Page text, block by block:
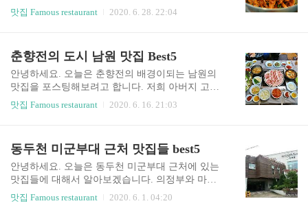
인근에 맛집에서 신선한 해산물과 전주평야 일대
에서 나는 풍족한 농산물을 즐겨보시는것도 한번
니다. 이 현정이네 횟집은 푸짐한 밑반찬으로 유명
한데요. 다양하고 신선한 해산물을 맛볼수 있어서
좋..
산물, 그리고 해돋이 장소로 굉장히 유명한데요. 해
런게 너무 맛있는겁니다 ㅋㅋㅋ 심지어 고기보다
더 맛있어서 미친듯이 먹었던 기억이 납니다. 야채
맛이 좋은 포항의 맛집들을 소개시켜드리겠습니
다. 1. 새포항물회집 첫번째 포항맛집은 새포항물
회집입니다. 이 물회라는게 뱃사람들이 주로먹던
었던게 물회가 되었다고 합니다. 지금도 포항에가
면 큰 어선부터 작은어선까지 고깃배들이 아주 많
더라고요. ..
맛집 Famous restaurant 2020. 6. 28. 22:04
춘향전의 도시 남원 맛집 Best5
안녕하세요. 오늘은 춘향전의 배경이되는 남원의
맛집을 포스팅해보려고 합니다. 저희 아버지 고향
이 남원이라서 어릴때 자주 놀러갔었는데요. 남원
곳입니다. 저는 남원쪽에 오시면 지리산도 둘러보
실겸 해서 인월장터에 가보시는 것을 추천합니다.
지방시장이라고는 하지만 넉넉한 인심을 느낄수
있습니다. 1. 운봉흑돼지전문점 첫번째 남원맛집은
운봉흑돼지전문점입니다. 저희 할머니댁이 운봉읍
맛집 Famous restaurant 2020. 6. 16. 21:03
동두천 미군부대 근처 맛집들 best5
안녕하세요. 오늘은 동두천 미군부대 근처에 있는
맛집들에 대해서 알아보겠습니다. 의정부와 마찬
가지로 동두천도 부대찌개로 유명한 식당이 있었
맛집 Famous restaurant 2020. 6. 1. 04:20